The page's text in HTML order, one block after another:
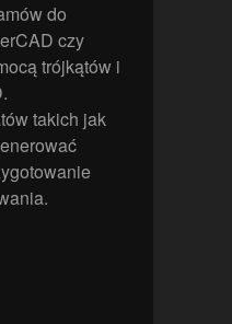
do
czy
trójkątów i
takich jak